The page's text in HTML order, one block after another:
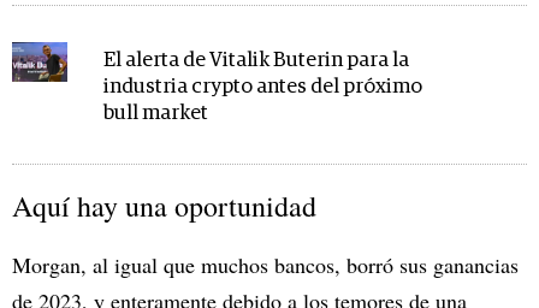
El alerta de Vitalik Buterin para la
industria crypto antes del próximo
bull market
Aquí hay una oportunidad
Morgan, al igual que muchos bancos, borró sus ganancias
de 2023, y enteramente debido a los temores de una